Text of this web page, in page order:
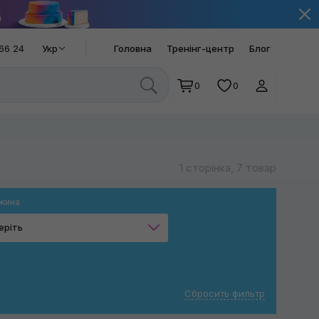
24 Укр Головна Тренінг-центр Блог
0 0
1 сторінка, 7 товар
Сбросить фильтр